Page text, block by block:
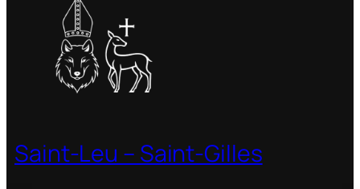
Saint-Leu – Saint-Gilles